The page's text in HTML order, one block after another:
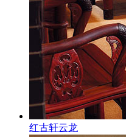
红古轩云龙